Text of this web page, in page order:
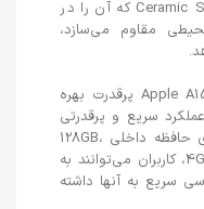
وضوح بالا، و تکنولوژی Ceramic Shield Glass که آن را در
مقاوم می‌سازد،
این گوشی از یک چیپست Apple A15 Bionic پرقدرت بهره
سریع و پرقدرتی
را فراهم می‌کند. همچنین با گزینه‌های حافظه داخلی 128GB،
256GB و 512GB و همراهی 4GB RAM، کاربران می‌توانند به
سریع به آنها داشته